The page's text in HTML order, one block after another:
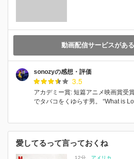
動画配信サービスがあ
sonozyの感想・評価
3.5
アカデミー賞: 短篇アニメ映画賞受
でタバコをくゆらす男。 “What is
愛してるって言っておくね
12分
アメリカ